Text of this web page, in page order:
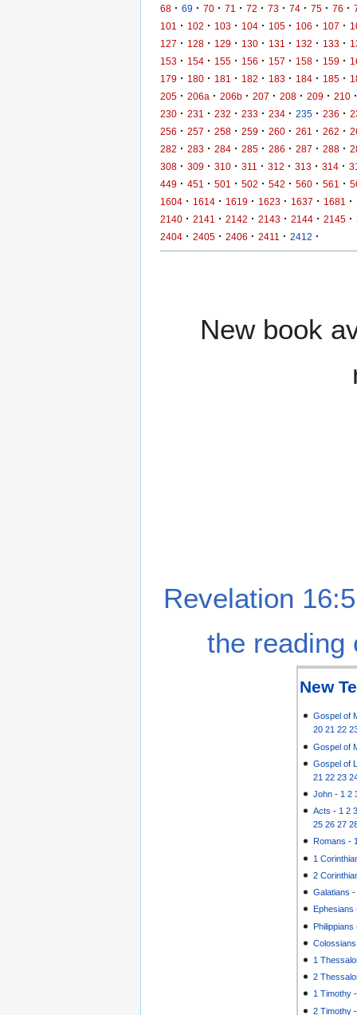
68 · 69 · 70 · 71 · 72 · 73 · 74 · 75 · 76 ·
101
· 102 · 103 · 104 · 105 · 106 · 107 ·
127 · 128 · 129 · 130 · 131 · 132 · 133 ·
153 · 154 · 155 · 156 · 157 · 158 · 159 ·
179 · 180 · 181 · 182 · 183 · 184 · 185 ·
205 · 206a · 206b · 207 · 208 · 209 · 210 ·
230 · 231 · 232 · 233 · 234 · 235 · 236 ·
256 · 257 · 258 · 259 · 260 · 261 · 262 ·
282 · 283 · 284 · 285 · 286 · 287 · 288 ·
308 · 309 · 310 · 311 · 312 · 313 · 314 ·
449 · 451 · 501 · 502 · 542 · 560 · 561 ·
1604 · 1614 · 1619 · 1623 · 1637 · 1681 ·
2140 · 2141 · 2142 · 2143 · 2144 · 2145 ·
2404 · 2405 · 2406 · 2411 · 2412 ·
New book
Revelation
the reading
New
Gospel of
20 21 22
Gospel of
Gospel of
21 22 23
John - 1 2
Acts - 1 2
25 26 27
Romans -
1
2
Galatians
Ephesians
Philippians
Colossians
1
2
1 Timothy
2 Timothy